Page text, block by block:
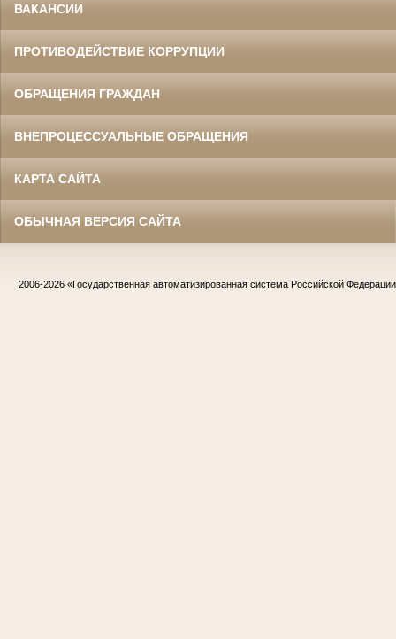
ВАКАНСИИ
ПРОТИВОДЕЙСТВИЕ КОРРУПЦИИ
ОБРАЩЕНИЯ ГРАЖДАН
ВНЕПРОЦЕССУАЛЬНЫЕ ОБРАЩЕНИЯ
КАРТА САЙТА
ОБЫЧНАЯ ВЕРСИЯ САЙТА
2006-2026 «Государственная автоматизированная система Российской